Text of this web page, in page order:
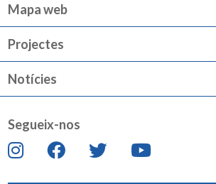
Mapa web
Projectes
Notícies
Segueix-nos